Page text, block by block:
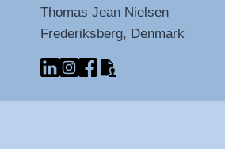
Thomas Jean Nielsen
Frederiksberg, Denmark